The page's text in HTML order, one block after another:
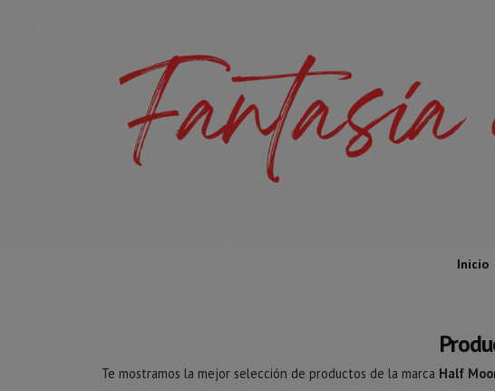
Inicio
Te mostramos la mejor selección de productos de la marca Half